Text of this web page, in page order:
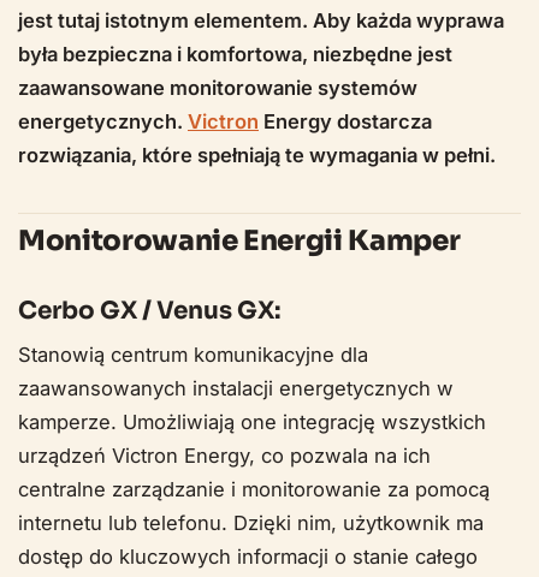
jest tutaj istotnym elementem. Aby każda wyprawa
była bezpieczna i komfortowa, niezbędne jest
zaawansowane monitorowanie systemów
energetycznych. Victron Energy dostarcza
rozwiązania, które spełniają te wymagania w pełni.
Monitorowanie Energii Kamper
Cerbo GX / Venus GX:
Stanowią centrum komunikacyjne dla
zaawansowanych instalacji energetycznych w
kamperze. Umożliwiają one integrację wszystkich
urządzeń Victron Energy, co pozwala na ich
centralne zarządzanie i monitorowanie za pomocą
internetu lub telefonu. Dzięki nim, użytkownik ma
dostęp do kluczowych informacji o stanie całego